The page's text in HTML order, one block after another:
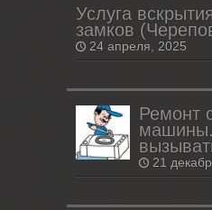
Услуга
замков
24 апреля, 2025
Ремонт
21